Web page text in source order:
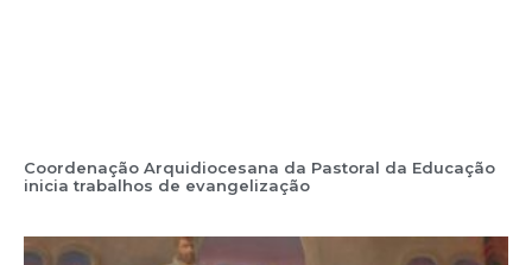
Coordenação Arquidiocesana da Pastoral da Educação
inicia trabalhos de evangelização